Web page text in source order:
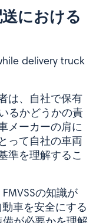
における
は、自社で保有
るかどうかの責
メーカーの肩に
って自社の車両
準を理解するこ
FMVSSの知識が
車を安全にする